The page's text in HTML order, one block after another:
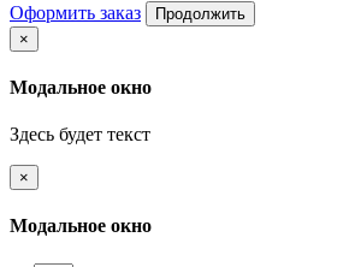
Оформить заказ
Продолжить
×
Модальное окно
Здесь будет текст
×
Модальное окно